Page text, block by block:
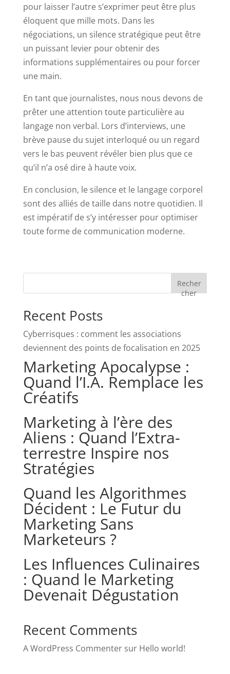
pour laisser l’autre s’exprimer peut être plus
éloquent que mille mots. Dans les
négociations, un silence stratégique peut être
un puissant levier pour obtenir des
informations supplémentaires ou pour forcer
une main.
En tant que journalistes, nous nous devons de
prêter une attention toute particulière au
langage non verbal. Lors d’interviews, une
brève pause du sujet interloqué ou un regard
vers le bas peuvent révéler bien plus que ce
qu’il n’a osé dire à haute voix.
En conclusion, le silence et le langage corporel
sont des alliés de taille dans notre quotidien. Il
est impératif de s’y intéresser pour optimiser
toute forme de communication moderne.
Recher
cher
Recent Posts
Cyberrisques : comment les associations
deviennent des points de focalisation en 2025
Marketing Apocalypse :
Quand l’I.A. Remplace les
Créatifs
Marketing à l’ère des
Aliens : Quand l’Extra-
terrestre Inspire nos
Stratégies
Quand les Algorithmes
Décident : Le Futur du
Marketing Sans
Marketeurs ?
Les Influences Culinaires
: Quand le Marketing
Devenait Dégustation
Recent Comments
A WordPress Commentersur Hello world!